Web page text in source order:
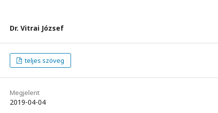
Dr. Vitrai József
teljes szöveg
Megjelent
2019-04-04